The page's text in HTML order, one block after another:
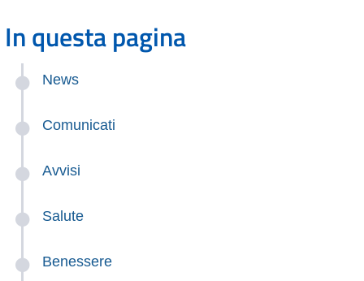
In questa pagina
News
Comunicati
Avvisi
Salute
Benessere